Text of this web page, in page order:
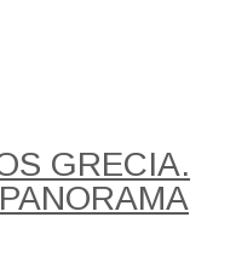
GRECIA.